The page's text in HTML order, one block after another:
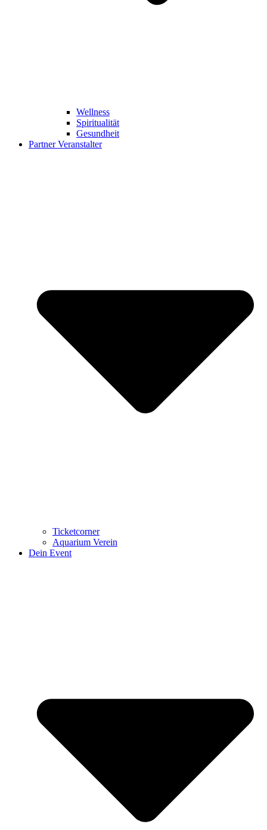
Wellness
Spiritualität
Gesundheit
Partner Veranstalter
Ticketcorner
Aquarium Verein
Dein Event